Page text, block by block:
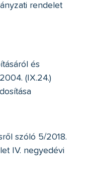
rendelet
és
(IX.24.)
szóló 5/2018.
IV. negyedévi